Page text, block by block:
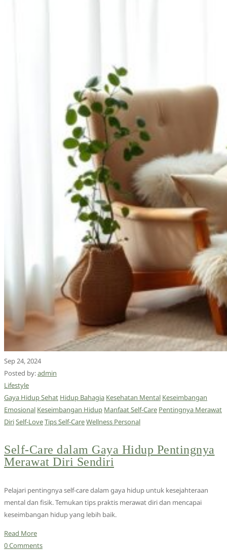
Sep 24, 2024
Posted by:admin
Lifestyle
Gaya Hidup Sehat Hidup Bahagia Kesehatan Mental Keseimbangan
Emosional Keseimbangan Hidup Manfaat Self-Care Pentingnya Merawat
DiriSelf-LoveTips Self-CareWellness Personal
Self-Care dalam Gaya Hidup Pentingnya
Merawat Diri Sendiri
Pelajari pentingnya self-care dalam gaya hidup untuk kesejahteraan
mental dan fisik. Temukan tips praktis merawat diri dan mencapai
keseimbangan hidup yang lebih baik.
Read More
0 Comments